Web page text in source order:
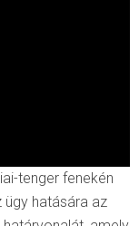
tenger fenekén
ügy hatására az